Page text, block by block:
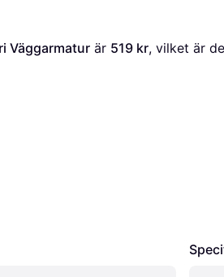
Väggarmatur är 519 kr, vilket är